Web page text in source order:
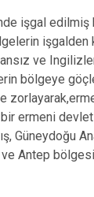
işgal edilmiş
işgalden
ve
bölgeye
ermeni
Güneydoğu
Antep